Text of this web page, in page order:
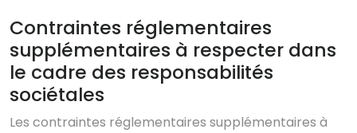
Contraintes réglementaires
supplémentaires à respecter dans
le cadre des responsabilités
sociétales
Les contraintes réglementaires supplémentaires à